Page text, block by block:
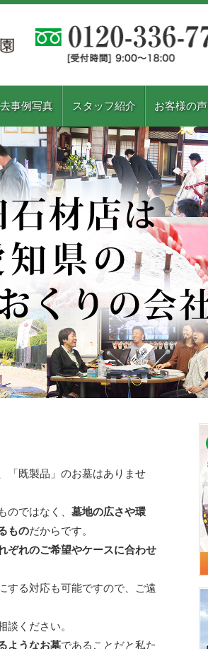
事例写真 スタッフ紹介 お客様の声
「既製品」のお墓はありませ
ではなく、 墓地の広さや環
ものだからです。
ぞれのご希望やケースに合わせ
する対応も可能ですので、ご遠
ください。
ようなお墓であることだと私た